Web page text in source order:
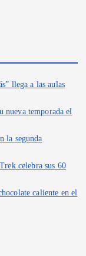
llega a las aulas
nueva temporada el
la segunda
celebra sus 60
caliente en el